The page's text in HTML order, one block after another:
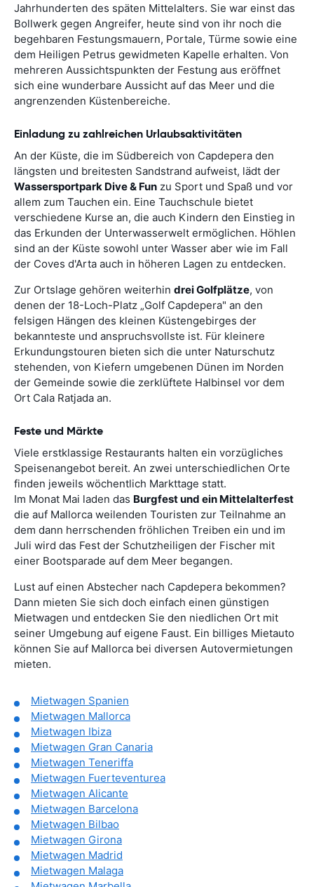
Jahrhunderten des späten Mittelalters. Sie war einst das
Bollwerk gegen Angreifer, heute sind von ihr noch die
begehbaren Festungsmauern, Portale, Türme sowie eine
dem Heiligen Petrus gewidmeten Kapelle erhalten. Von
mehreren Aussichtspunkten der Festung aus eröffnet
sich eine wunderbare Aussicht auf das Meer und die
angrenzenden Küstenbereiche.
Einladung zu zahlreichen Urlaubsaktivitäten
An der Küste, die im Südbereich von Capdepera den
längsten und breitesten Sandstrand aufweist, lädt der
Wassersportpark Dive & Fun zu Sport und Spaß und vor
allem zum Tauchen ein. Eine Tauchschule bietet
verschiedene Kurse an, die auch Kindern den Einstieg in
das Erkunden der Unterwasserwelt ermöglichen. Höhlen
sind an der Küste sowohl unter Wasser aber wie im Fall
der Coves d'Arta auch in höheren Lagen zu entdecken.
Zur Ortslage gehören weiterhin drei Golfplätze, von
denen der 18-Loch-Platz „Golf Capdepera" an den
felsigen Hängen des kleinen Küstengebirges der
bekannteste und anspruchsvollste ist. Für kleinere
Erkundungstouren bieten sich die unter Naturschutz
stehenden, von Kiefern umgebenen Dünen im Norden
der Gemeinde sowie die zerklüftete Halbinsel vor dem
Ort Cala Ratjada an.
Feste und Märkte
Viele erstklassige Restaurants halten ein vorzügliches
Speisenangebot bereit. An zwei unterschiedlichen Orte
finden jeweils wöchentlich Markttage statt.
Im Monat Mai laden das Burgfest und ein Mittelalterfest
die auf Mallorca weilenden Touristen zur Teilnahme an
dem dann herrschenden fröhlichen Treiben ein und im
Juli wird das Fest der Schutzheiligen der Fischer mit
einer Bootsparade auf dem Meer begangen.
Lust auf einen Abstecher nach Capdepera bekommen?
Dann mieten Sie sich doch einfach einen günstigen
Mietwagen und entdecken Sie den niedlichen Ort mit
seiner Umgebung auf eigene Faust. Ein billiges Mietauto
können Sie auf Mallorca bei diversen Autovermietungen
mieten.
Mietwagen Spanien
Mietwagen Mallorca
Mietwagen Ibiza
Mietwagen Gran Canaria
Mietwagen Teneriffa
Mietwagen Fuerteventurea
Mietwagen Alicante
Mietwagen Barcelona
Mietwagen Bilbao
Mietwagen Girona
Mietwagen Madrid
Mietwagen Malaga